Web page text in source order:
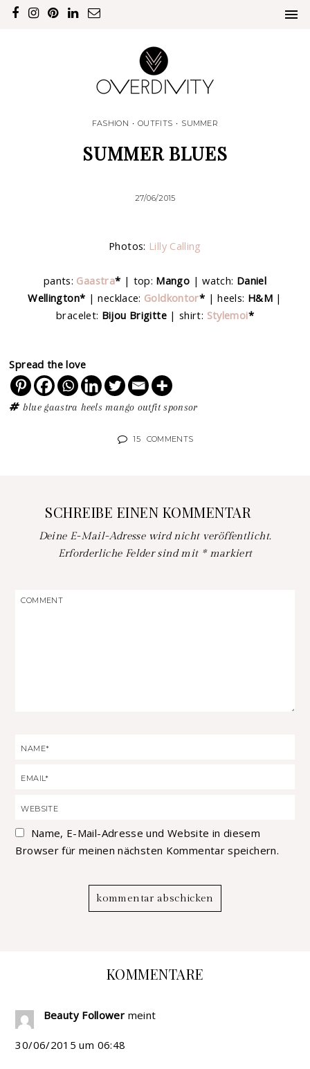
FASHION • OUTFITS • SUMMER
SUMMER BLUES
27/06/2015
Photos: Lilly Calling
pants: Gaastra* | top: Mango | watch: Daniel
Wellington* | necklace: Goldkontor* | heels: H&M |
bracelet: Bijou Brigitte| shirt: Stylemoi*
Spread the love
blue gaastra heels mango outfit sponsor
15 COMMENTS
SCHREIBE EINEN KOMMENTAR
Deine E-Mail-Adresse wird nicht veröffentlicht.
Erforderliche Felder sind mit *markiert
Name, E-Mail-Adresse und Website in diesem
Browser für meinen nächsten Kommentar speichern.
KOMMENTARE
Beauty Follower meint
30/06/2015 um 06:48